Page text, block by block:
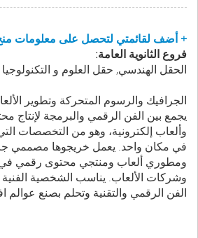
+ أضف لقائمتي لتحصل على معلومات
فروع الثانوية العامة:
الحقل الهندسي, حقل العلوم و التكنولوجيا
الجرافيك والرسوم المتحركة وتطوير
يجمع بين الفن الرقمي والبرمجة
وألعاب إلكترونية، وهو من التخصصات التي
في مكان واحد. يعمل خريجوها مصممي
ومطوري ألعاب ومنتجي محتوى رقمي في
وشركات الألعاب. يناسب الشخصية الفنية
الفن الرقمي والتقنية وتحلم بصنع عوالم